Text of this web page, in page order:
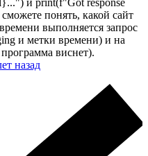
понять, какой сайт
выполняется запрос
и метки времени) и на
виснет).
назад